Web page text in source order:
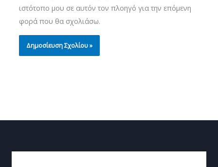
ιστότοπο μου σε αυτόν τον πλοηγό για την επόμενη
φορά που θα σχολιάσω.